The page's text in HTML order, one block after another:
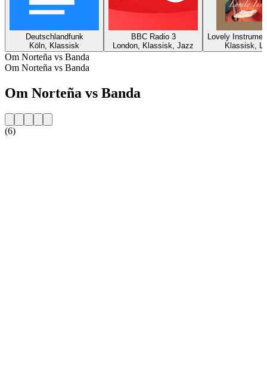
Deutschlandfunk
Köln, Klassisk
BBC Radio 3
London, Klassisk, Jazz
Lovely
Klassisk,
Om Norteña vs Banda
Om Norteña vs Banda
Om Norteña vs Banda
(6)